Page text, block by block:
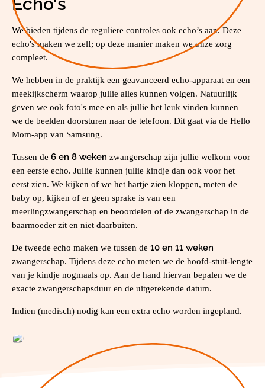
We bieden tijdens de reguliere controles ook echo’s aan. Deze
echo's maken we zelf; op deze manier maken we onze zorg
compleet.
We hebben in de praktijk een geavanceerd echo-apparaat en een
meekijkscherm waarop jullie alles kunnen volgen. Natuurlijk
geven we ook foto's mee en als jullie het leuk vinden kunnen
we de beelden doorsturen naar de telefoon. Dit gaat via de Hello
Mom-app van Samsung.
Tussen de 6 en 8 weken zwangerschap zijn jullie welkom voor
een eerste echo. Jullie kunnen jullie kindje dan ook voor het
eerst zien. We kijken of we het hartje zien kloppen, meten de
baby op, kijken of er geen sprake is van een
meerlingzwangerschap en beoordelen of de zwangerschap in de
baarmoeder zit en niet daarbuiten.
De tweede echo maken we tussen de 10 en 11 weken
zwangerschap. Tijdens deze echo meten we de hoofd-stuit-lengte
van je kindje nogmaals op. Aan de hand hiervan bepalen we de
exacte zwangerschapsduur en de uitgerekende datum.
Indien (medisch) nodig kan een extra echo worden ingepland.